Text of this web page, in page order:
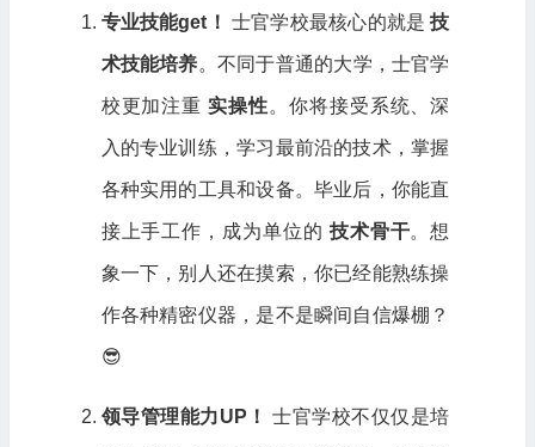
专业技能get！ 士官学校最核心的就是技
术技能培养。不同于普通的大学，士官学
校更加注重实操性。你将接受系统、深
入的专业训练，学习最前沿的技术，掌握
各种实用的工具和设备。毕业后，你能直
接上手工作，成为单位的 技术骨干。想
象一下，别人还在摸索，你已经能熟练操
作各种精密仪器，是不是瞬间自信爆棚？
😎
领导管理能力UP！ 士官学校不仅仅是培